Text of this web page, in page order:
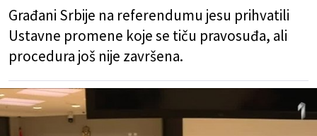
Građani Srbije na referendumu jesu prihvatili
Ustavne promene koje se tiču pravosuđa, ali
procedura još nije završena.